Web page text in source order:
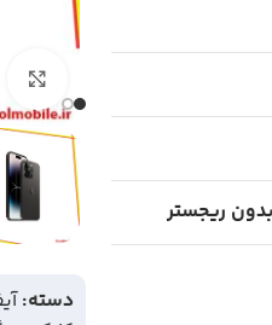
ریجستر
دسته: